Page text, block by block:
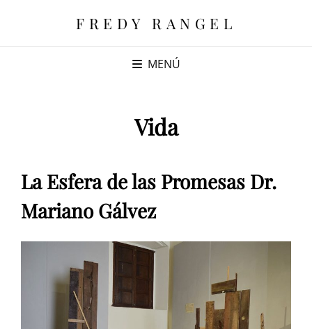
FREDY RANGEL
MENÚ
Vida
La Esfera de las Promesas Dr.
Mariano Gálvez